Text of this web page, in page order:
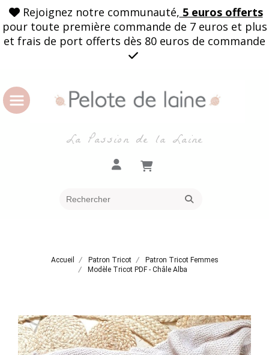
 Rejoignez notre communauté, 5 euros offerts
pour toute première commande de 7 euros et plus
et frais de port offerts dès 80 euros de commande

La Passion de la Laine
Accueil Patron Tricot
Patron Tricot Femmes
Modèle Tricot PDF - Châle Alba